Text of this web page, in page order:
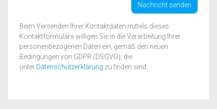
Nachricht senden
Beim Versenden Ihrer Kontaktdaten mittels dieses
Kontaktformulars willigen Sie in die Verarbeitung Ihrer
personenbezogenen Daten ein, gemäß den neuen
Bedingungen von GDPR (DSGVO), die
unter Datenschutzerklärung zu finden sind.